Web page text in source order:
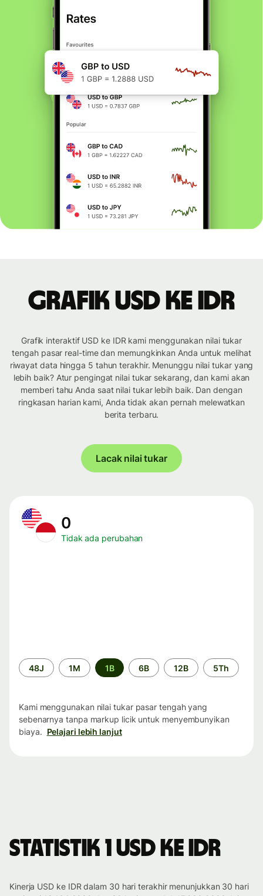
Grafik USD ke IDR
Grafik interaktif USD ke IDR kami menggunakan nilai tukar
tengah pasar real-time dan memungkinkan Anda untuk melihat
riwayat data hingga 5 tahun terakhir. Menunggu nilai tukar yang
lebih baik? Atur pengingat nilai tukar sekarang, dan kami akan
memberi tahu Anda saat nilai tukar lebih baik. Dan dengan
ringkasan harian kami, Anda tidak akan pernah melewatkan
berita terbaru.
Lacak nilai tukar
0
Tidak ada perubahan
Periode
waktu
48J 1M 1B 6B 12B 5Th
Kami menggunakan nilai tukar pasar tengah yang
sebenarnya tanpa markup licik untuk menyembunyikan
biaya. Pelajari lebih lanjut
Statistik 1 USD ke IDR
Kinerja USD ke IDR dalam 30 hari terakhir menunjukkan 30 hari